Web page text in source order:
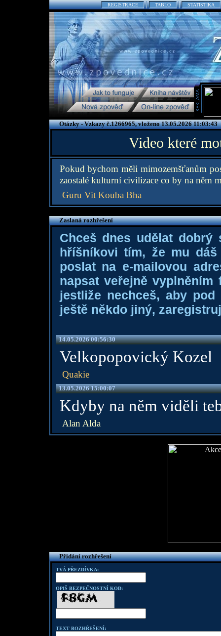
REGISTRACE TABLO STATISTIKA
Otázky - Vzkazy č.1266965, vloženo 13.05.2026 11:03:43
Video které
Pokud bychom měli mimozemšťanům
zaostalé kulturní civilizace co by na něm
Guru Vit Kouba Bha
Zaslaná rozhřešení
Chceš dnes udělat dobrý
hříšníkovi tím, že mu
poslat na e-mailovou
napsat veřejně
jestliže nechceš, aby
ještě někdo jiný,
14.05.2026 00:56:30
Velkopopovický Kozel
Quakie
13.05.2026 15:00:07
Kdyby na něm viděli
Alan Alda
Přidání rozhřešení
TVÁ PŘEZDÍVKA:
OPIŠ BEZPEČNOSTNÍ KOD:
TEXT ROZHŘEŠENÍ: